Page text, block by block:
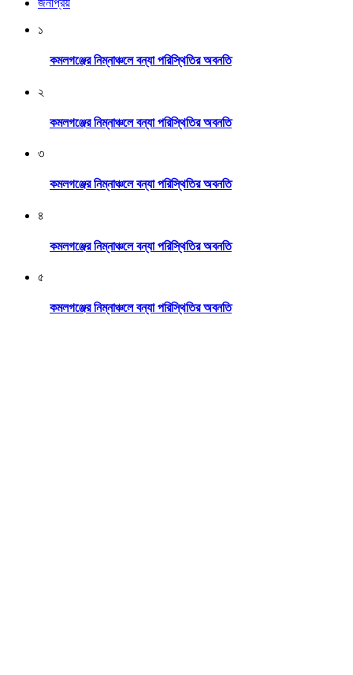
জনপ্রিয়
১
কমলগঞ্জের নিম্নাঞ্চলে বন্যা পরিস্থিতির অবনতি
২
কমলগঞ্জের নিম্নাঞ্চলে বন্যা পরিস্থিতির অবনতি
৩
কমলগঞ্জের নিম্নাঞ্চলে বন্যা পরিস্থিতির অবনতি
৪
কমলগঞ্জের নিম্নাঞ্চলে বন্যা পরিস্থিতির অবনতি
৫
কমলগঞ্জের নিম্নাঞ্চলে বন্যা পরিস্থিতির অবনতি